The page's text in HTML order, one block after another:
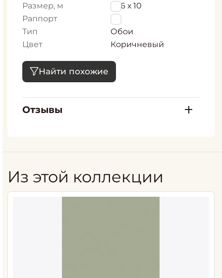
Размер, м
1,06 х 10
Раппорт
0
Тип
Обои
Цвет
Коричневый
Найти похожие
Отзывы
Из этой коллекции